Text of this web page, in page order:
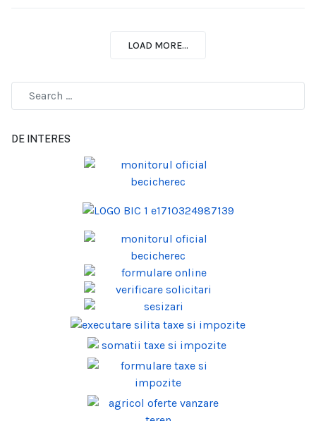
LOAD MORE...
DE INTERES